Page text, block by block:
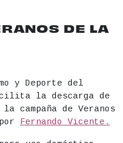
DE LA
y Deporte del
la descarga de
de Veranos
Fernando Vicente.